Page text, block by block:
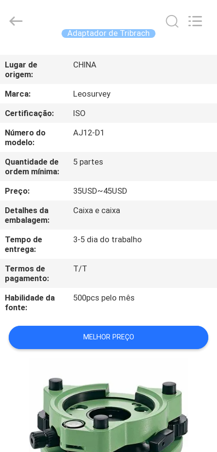
PRODUTOS
SOBRE
NÓS
EXCURSÃO
DA
FÁBRICA
CONTROLE
DA
QUALIDADE
NOS
PEÇA
UMAS
Survey
Instrument
Adaptador de Tribrach
Lugar de
origem:
CHINA
Marca:
Leosurvey
Certificação:
ISO
Número do
modelo:
AJ12-D1
Quantidade de
ordem mínima:
5 partes
Preço:
35USD~45USD
Detalhes da
embalagem:
Caixa e caixa
Tempo de
entrega:
3-5 dia do trabalho
Termos de
pagamento:
T/T
Habilidade da
fonte:
500pcs pelo mês
MELHOR PREÇO